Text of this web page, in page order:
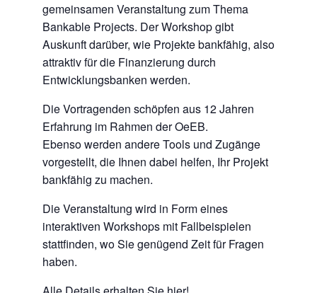
gemeinsamen Veranstaltung zum Thema
Bankable Projects. Der Workshop gibt
Auskunft darüber, wie Projekte bankfähig, also
attraktiv für die Finanzierung durch
Entwicklungsbanken werden.
Die Vortragenden schöpfen aus 12 Jahren
Erfahrung im Rahmen der OeEB.
Ebenso werden andere Tools und Zugänge
vorgestellt, die Ihnen dabei helfen, Ihr Projekt
bankfähig zu machen.
Die Veranstaltung wird in Form eines
interaktiven Workshops mit Fallbeispielen
stattfinden, wo Sie genügend Zeit für Fragen
haben.